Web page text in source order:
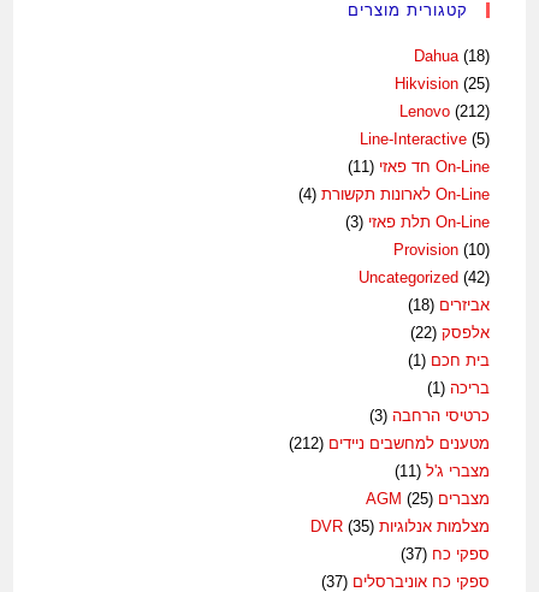
קטגורית מוצרים
Dahua (18)
Hikvision (25)
Lenovo (212)
Line-Interactive (5)
On-Line חד פאזי
(11)
On-Line לארונות תקשורת
(4)
On-Line תלת פאזי
(3)
Provision (10)
Uncategorized (42)
אביזרים (18)
אלפסק (22)
בית חכם (1)
בריכה (1)
כרטיסי הרחבה (3)
מטענים למחשבים ניידים (212)
מצברי ג'ל (11)
מצברים AGM(25)
מצלמות אנלוגיות DVR(35)
ספקי כח (37)
ספקי כח אוניברסלים (37)